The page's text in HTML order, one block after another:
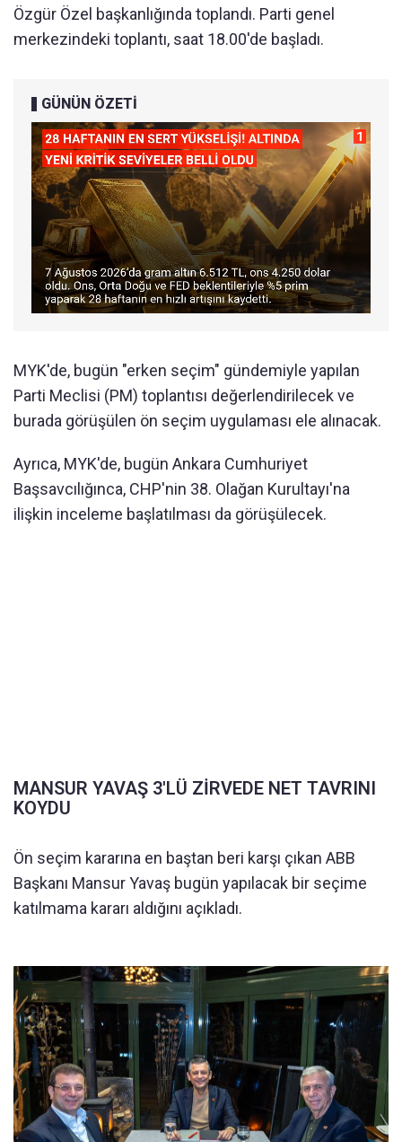
Özgür Özel başkanlığında toplandı. Parti genel
merkezindeki toplantı, saat 18.00'de başladı.
GÜNÜN ÖZETİ
MYK'de, bugün "erken seçim" gündemiyle yapılan
Parti Meclisi (PM) toplantısı değerlendirilecek ve
burada görüşülen ön seçim uygulaması ele alınacak.
Ayrıca, MYK'de, bugün Ankara Cumhuriyet
Başsavcılığınca, CHP'nin 38. Olağan Kurultayı'na
ilişkin inceleme başlatılması da görüşülecek.
MANSUR YAVAŞ 3'LÜ ZİRVEDE NET TAVRINI
KOYDU
Ön seçim kararına en baştan beri karşı çıkan ABB
Başkanı Mansur Yavaş bugün yapılacak bir seçime
katılmama kararı aldığını açıkladı.